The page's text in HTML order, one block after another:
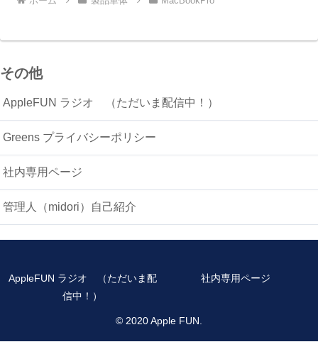
その他
AppleFUN ラジオ （ただいま配信中！）
Greens プライバシーポリシー
社内専用ページ
管理人（midori）自己紹介
AppleFUN ラジオ （ただいま配
信中！）
社内専用ページ
© 2020 Apple FUN.